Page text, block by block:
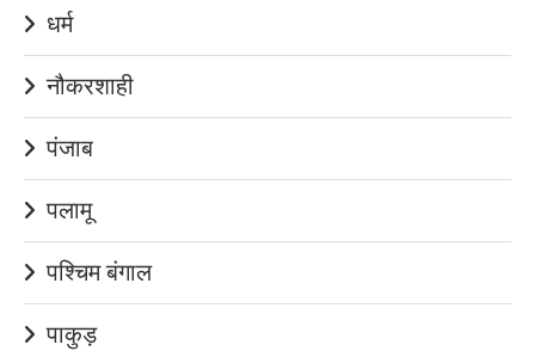
धर्म
नौकरशाही
पंजाब
पलामू
पश्चिम बंगाल
पाकुड़